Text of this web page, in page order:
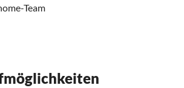
Team